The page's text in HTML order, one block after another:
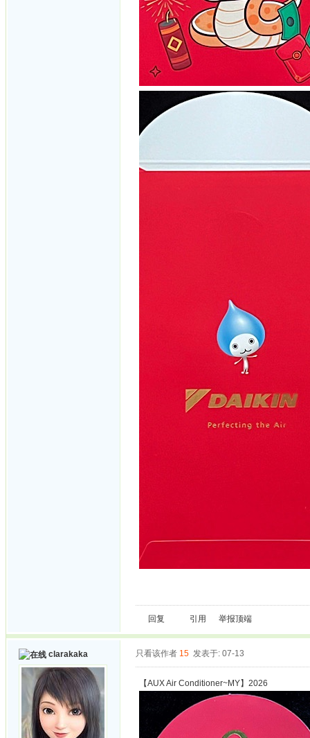
回复 引用 举报顶端
clarakaka 只看该作者 15 发表于: 07-13
【AUX Air Conditioner~MY】2026